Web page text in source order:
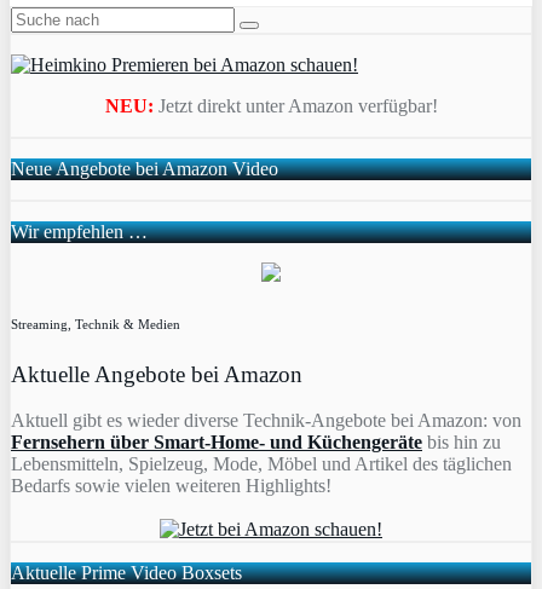
NEU: Jetzt direkt unter Amazon verfügbar!
Neue Angebote bei Amazon Video
Wir empfehlen …
Streaming, Technik & Medien
Aktuelle Angebote bei Amazon
Aktuell gibt es wieder diverse Technik-Angebote bei Amazon: von
Fernsehern über Smart-Home- und Küchengeräte bis hin zu
Lebensmitteln, Spielzeug, Mode, Möbel und Artikel des täglichen
Bedarfs sowie vielen weiteren Highlights!
Aktuelle Prime Video Boxsets